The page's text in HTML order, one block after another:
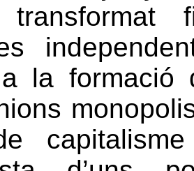
la formació